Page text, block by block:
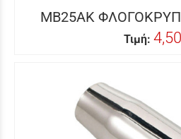
MB25AK
Τιμή: